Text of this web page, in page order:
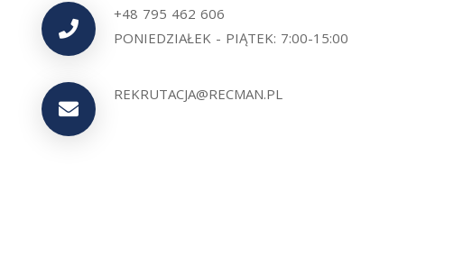
+48 795 462 606
PONIEDZIAŁEK - PIĄTEK: 7:00-15:00
REKRUTACJA@RECMAN.PL